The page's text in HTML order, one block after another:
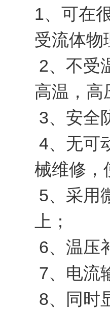
1、可在
受流体物
2、不受
高温，高
3、安全
4、无可
械维修，
5、采用
上；
6、温压
7、电流
8、同时